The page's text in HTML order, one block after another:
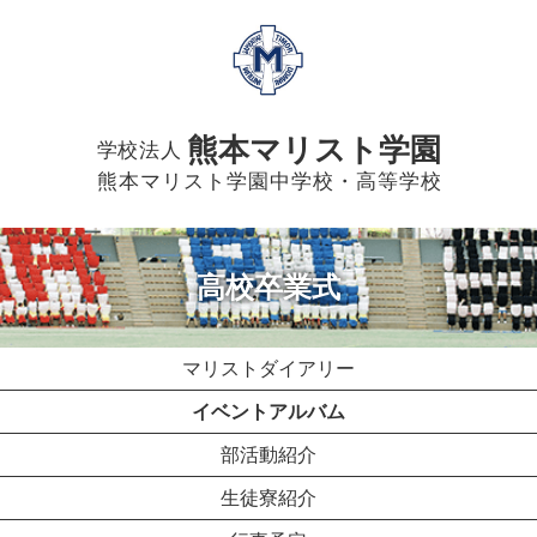
学校法人 熊本マリスト学園
熊本マリスト学園中学校・高等学校
高校卒業式
マリストダイアリー
イベントアルバム
部活動紹介
生徒寮紹介